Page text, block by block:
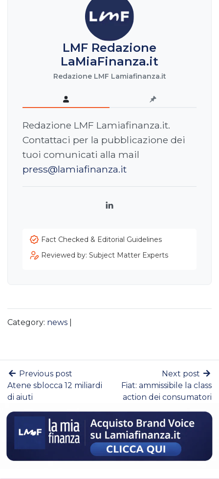
LMF Redazione
LaMiaFinanza.it
Redazione LMF Lamiafinanza.it
Redazione LMF Lamiafinanza.it.
Contattaci per la pubblicazione dei
tuoi comunicati alla mail
press@lamiafinanza.it
LinkedIn
Fact Checked & Editorial Guidelines
Reviewed by: Subject Matter Experts
Category: news
Previous post
Atene sblocca 12 miliardi
di aiuti
Next post
Fiat: ammissibile la class
action dei consumatori